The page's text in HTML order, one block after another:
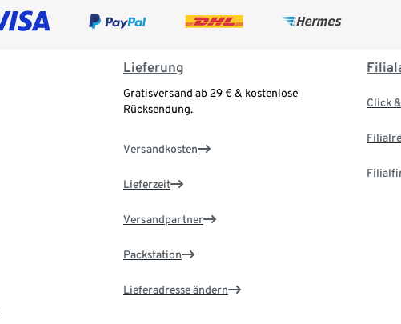
Lieferung
Gratisversand ab 29 € & kostenlose
Rücksendung.
Versandkosten
Lieferzeit
Versandpartner
Packstation
Lieferadresse ändern
Click